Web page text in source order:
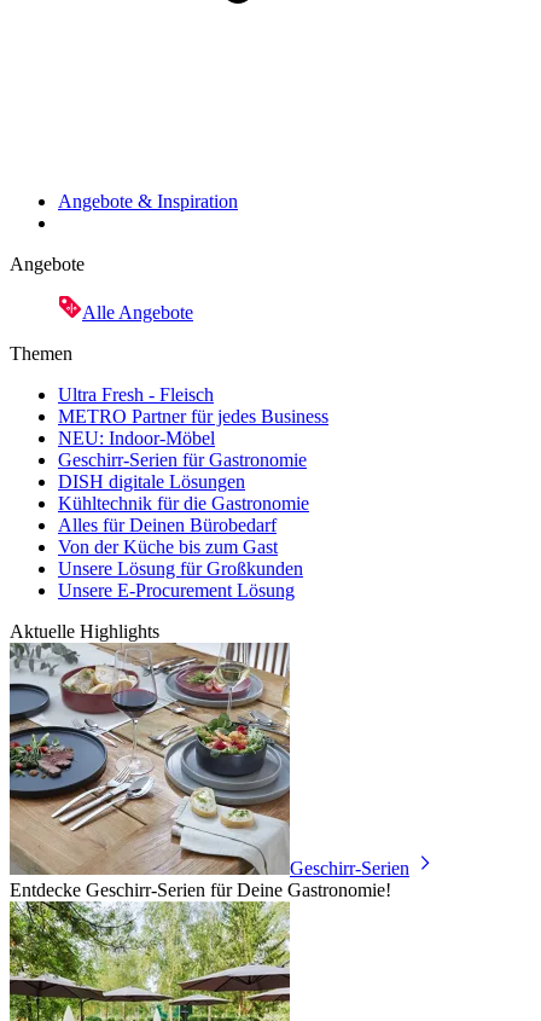
Angebote & Inspiration
Angebote
Alle Angebote
Themen
Ultra Fresh - Fleisch
METRO Partner für jedes Business
NEU: Indoor-Möbel
Geschirr-Serien für Gastronomie
DISH digitale Lösungen
Kühltechnik für die Gastronomie
Alles für Deinen Bürobedarf
Von der Küche bis zum Gast
Unsere Lösung für Großkunden
Unsere E-Procurement Lösung
Aktuelle Highlights
Geschirr-Serien
Entdecke Geschirr-Serien für Deine Gastronomie!